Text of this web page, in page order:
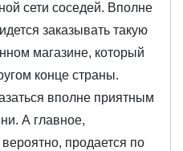
сети соседей. Вполне
заказывать такую
магазине, который
конце страны.
вполне приятным
А главное,
продается по